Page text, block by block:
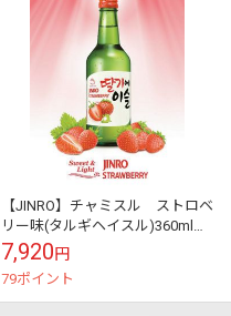
【JINRO】チャミスル ストロベ
リー味(タルギヘイスル)360mlｘ
20本(1BOX)
7,920円
79ポイント